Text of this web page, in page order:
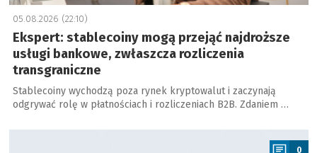
05.08.2026 (22:10)
Ekspert: stablecoiny mogą przejąć najdroższe
usługi bankowe, zwłaszcza rozliczenia
transgraniczne
Stablecoiny wychodzą poza rynek kryptowalut i zaczynają
odgrywać rolę w płatnościach i rozliczeniach B2B. Zdaniem …
a
0